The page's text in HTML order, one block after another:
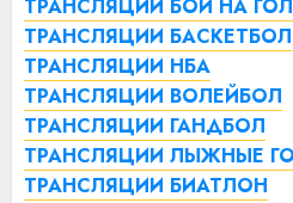
ТРАНСЛЯЦИИ БОИ НА
ТРАНСЛЯЦИИ БАСКЕТБОЛ
ТРАНСЛЯЦИИ НБА
ТРАНСЛЯЦИИ ВОЛЕЙБОЛ
ТРАНСЛЯЦИИ ГАНДБОЛ
ТРАНСЛЯЦИИ ЛЫЖНЫЕ
ТРАНСЛЯЦИИ БИАТЛОН